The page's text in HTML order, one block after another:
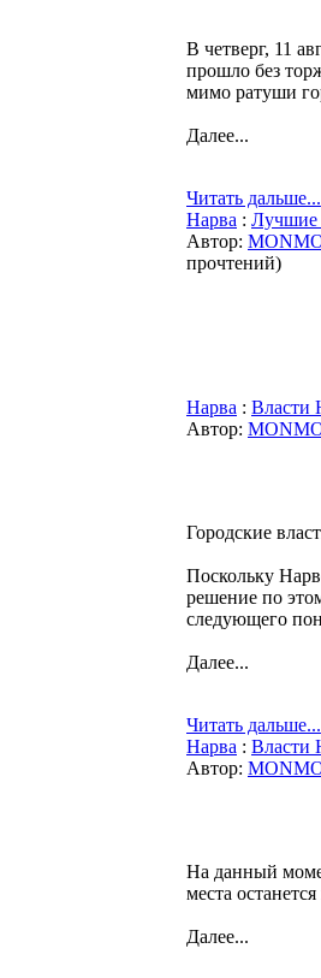
В четверг, 11
прошло без
мимо ратуши
Далее...
Читать дальше...
Нарва : Лучшие
Автор:
прочтений)
Нарва : Власти
Автор:
Городские
Поскольку
решение по
следующего
Далее...
Читать дальше...
Нарва : Власти
Автор:
На данный
места
Далее...